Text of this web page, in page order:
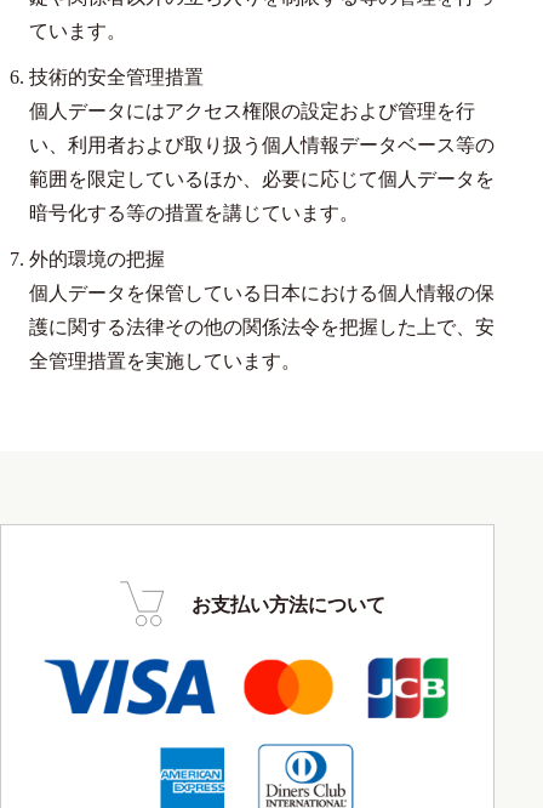
ています。
技術的安全管理措置
個人データにはアクセス権限の設定および管理を行
い、利用者および取り扱う個人情報データベース等の
範囲を限定しているほか、必要に応じて個人データを
暗号化する等の措置を講じています。
外的環境の把握
個人データを保管している日本における個人情報の保
護に関する法律その他の関係法令を把握した上で、安
全管理措置を実施しています。
お支払い方法について